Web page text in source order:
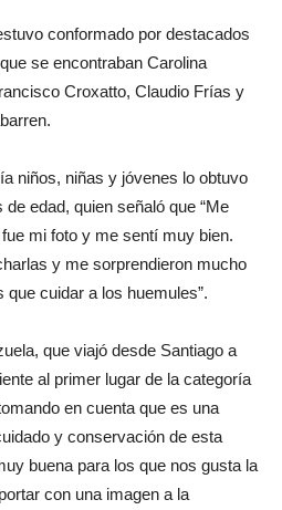
conformado por destacados
se encontraban Carolina
Croxatto, Claudio Frías y
niños, niñas y jóvenes lo obtuvo
edad, quien señaló que “Me
mi foto y me sentí muy bien.
y me sorprendieron mucho
cuidar a los huemules”.
que viajó desde Santiago a
al primer lugar de la categoría
en cuenta que es una
y conservación de esta
buena para los que nos gusta la
con una imagen a la